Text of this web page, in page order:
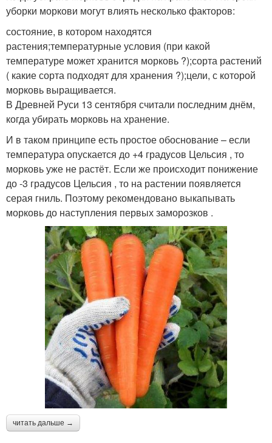
уборки моркови могут влиять несколько факторов:
состояние, в котором находятся
растения;температурные условия (при какой
температуре может хранится морковь ?);сорта растений
( какие сорта подходят для хранения ?);цели, с которой
морковь выращивается.
В Древней Руси 13 сентября считали последним днём,
когда убирать морковь на хранение.
И в таком принципе есть простое обоснование – если
температура опускается до +4 градусов Цельсия , то
морковь уже не растёт. Если же происходит понижение
до -3 градусов Цельсия , то на растении появляется
серая гниль. Поэтому рекомендовано выкапывать
морковь до наступления первых заморозков .
читать дальше →